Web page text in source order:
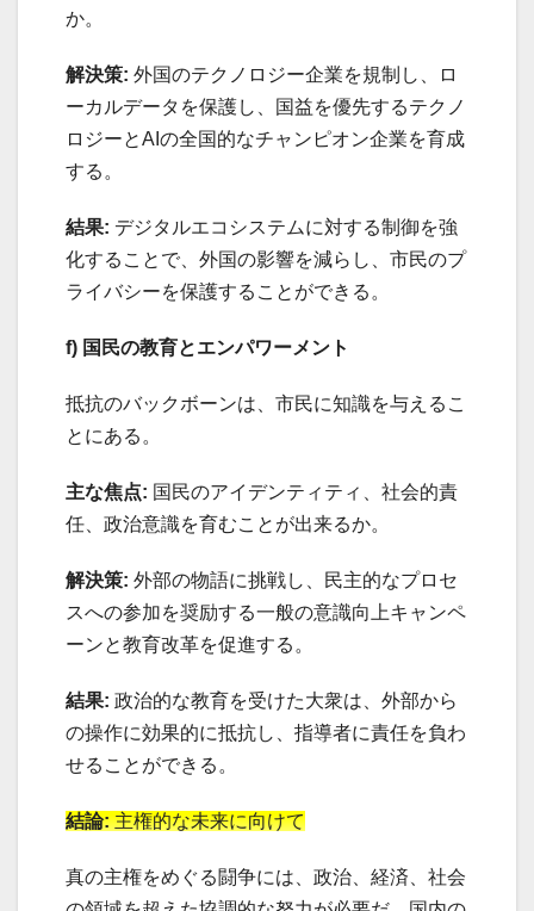
か。
解決策: 外国のテクノロジー企業を規制し、ロ
ーカルデータを保護し、国益を優先するテクノ
ロジーとAIの全国的なチャンピオン企業を育成
する。
結果: デジタルエコシステムに対する制御を強
化することで、外国の影響を減らし、市民のプ
ライバシーを保護することができる。
f) 国民の教育とエンパワーメント
抵抗のバックボーンは、市民に知識を与えるこ
とにある。
主な焦点: 国民のアイデンティティ、社会的責
任、政治意識を育むことが出来るか。
解決策: 外部の物語に挑戦し、民主的なプロセ
スへの参加を奨励する一般の意識向上キャンペ
ーンと教育改革を促進する。
結果: 政治的な教育を受けた大衆は、外部から
の操作に効果的に抵抗し、指導者に責任を負わ
せることができる。
結論:主権的な未来に向けて
真の主権をめぐる闘争には、政治、経済、社会